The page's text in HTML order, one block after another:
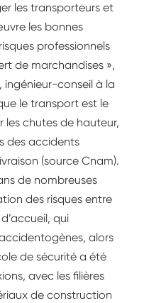
les transporteurs et
les bonnes
professionnels
de marchandises »,
ingénieur-conseil à la
le transport est le
les chutes de hauteur,
des accidents
(source Cnam).
de nombreuses
des risques entre
qui
alors
de sécurité a été
avec les filières
de construction